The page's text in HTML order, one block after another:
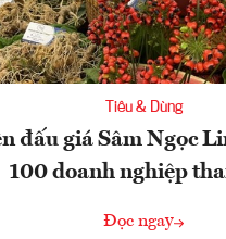
Tiêu & Dùng
đấu giá Sâm Ngọc
100 doanh nghiệp
Đọc ngay